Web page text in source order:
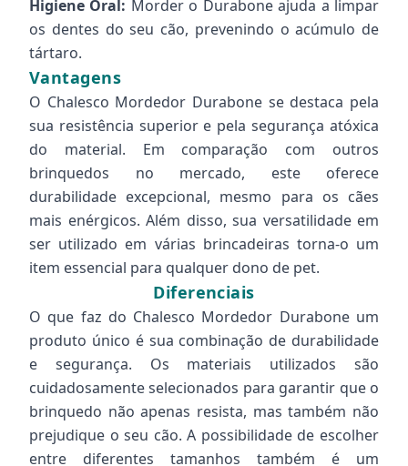
Higiene Oral: Morder o Durabone ajuda a limpar
os dentes do seu cão, prevenindo o acúmulo de
tártaro.
Vantagens
O Chalesco Mordedor Durabone se destaca pela
sua resistência superior e pela segurança atóxica
do material. Em comparação com outros
brinquedos no mercado, este oferece
durabilidade excepcional, mesmo para os cães
mais enérgicos. Além disso, sua versatilidade em
ser utilizado em várias brincadeiras torna-o um
item essencial para qualquer dono de pet.
Diferenciais
O que faz do Chalesco Mordedor Durabone um
produto único é sua combinação de durabilidade
e segurança. Os materiais utilizados são
cuidadosamente selecionados para garantir que o
brinquedo não apenas resista, mas também não
prejudique o seu cão. A possibilidade de escolher
entre diferentes tamanhos também é um